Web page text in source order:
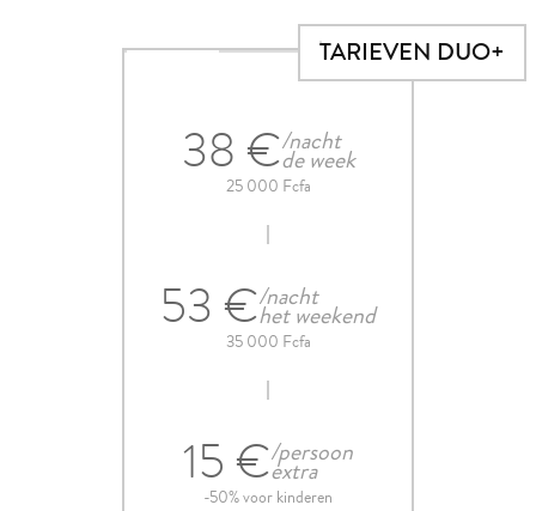
TARIEVEN DUO+
38 €/nacht
de week
25 000 Fcfa
53 €/nacht
het weekend
35 000 Fcfa
15 €/persoon
extra
-50% voor kinderen